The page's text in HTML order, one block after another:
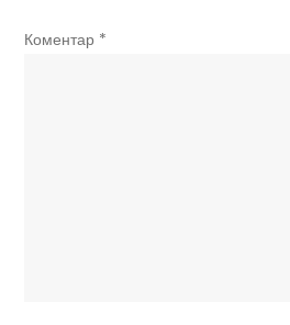
Коментар *